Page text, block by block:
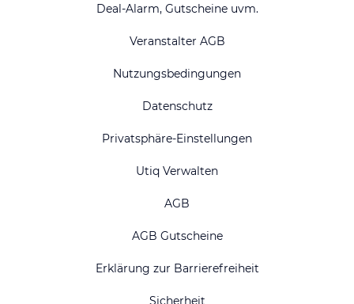
Deal-Alarm, Gutscheine uvm.
Veranstalter AGB
Nutzungsbedingungen
Datenschutz
Privatsphäre-Einstellungen
Utiq Verwalten
AGB
AGB Gutscheine
Erklärung zur Barrierefreiheit
Sicherheit